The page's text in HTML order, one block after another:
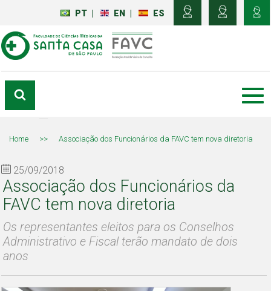
PT EN ES
Home >> Associação dos Funcionários da FAVC tem nova diretoria
25/09/2018
Associação dos Funcionários da
FAVC tem nova diretoria
Os representantes eleitos para os Conselhos
Administrativo e Fiscal terão mandato de dois
anos